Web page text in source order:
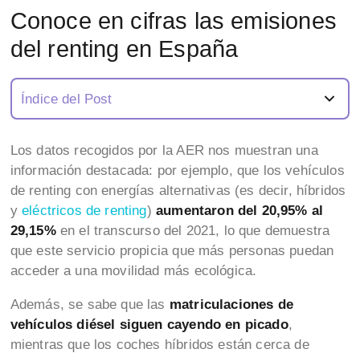
Conoce en cifras las emisiones
del renting en España
Índice del Post
Los datos recogidos por la AER nos muestran una
información destacada: por ejemplo, que los vehículos
de renting con energías alternativas (es decir, híbridos
yeléctricos de renting)aumentaron del 20,95% al
29,15% en el transcurso del 2021, lo que demuestra
que este servicio propicia que más personas puedan
acceder a una movilidad más ecológica.
Además, se sabe que las matriculaciones de
vehículos diésel siguen cayendo en picado,
mientras que los coches híbridos están cerca de